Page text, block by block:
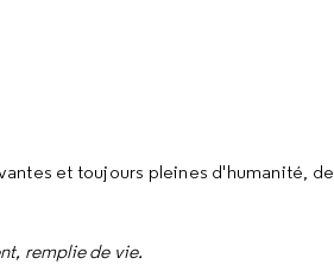
et toujours pleines d'humanité, de
remplie de vie.